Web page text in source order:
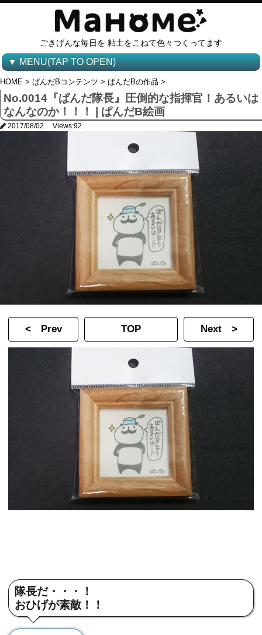
ごきげんな毎日を 粘土をこねて色々つくってます
▼ MENU(TAP TO OPEN)
HOME > ぱんだBコンテンツ > ぱんだBの作品 >
No.0014『ぱんだ隊長』圧倒的な指揮官！あるいは
なんなのか！！！ | ぱんだB絵画
2017/08/02 Views:92
< Prev TOP Next >
隊長だ・・・！
おひげが素敵！！